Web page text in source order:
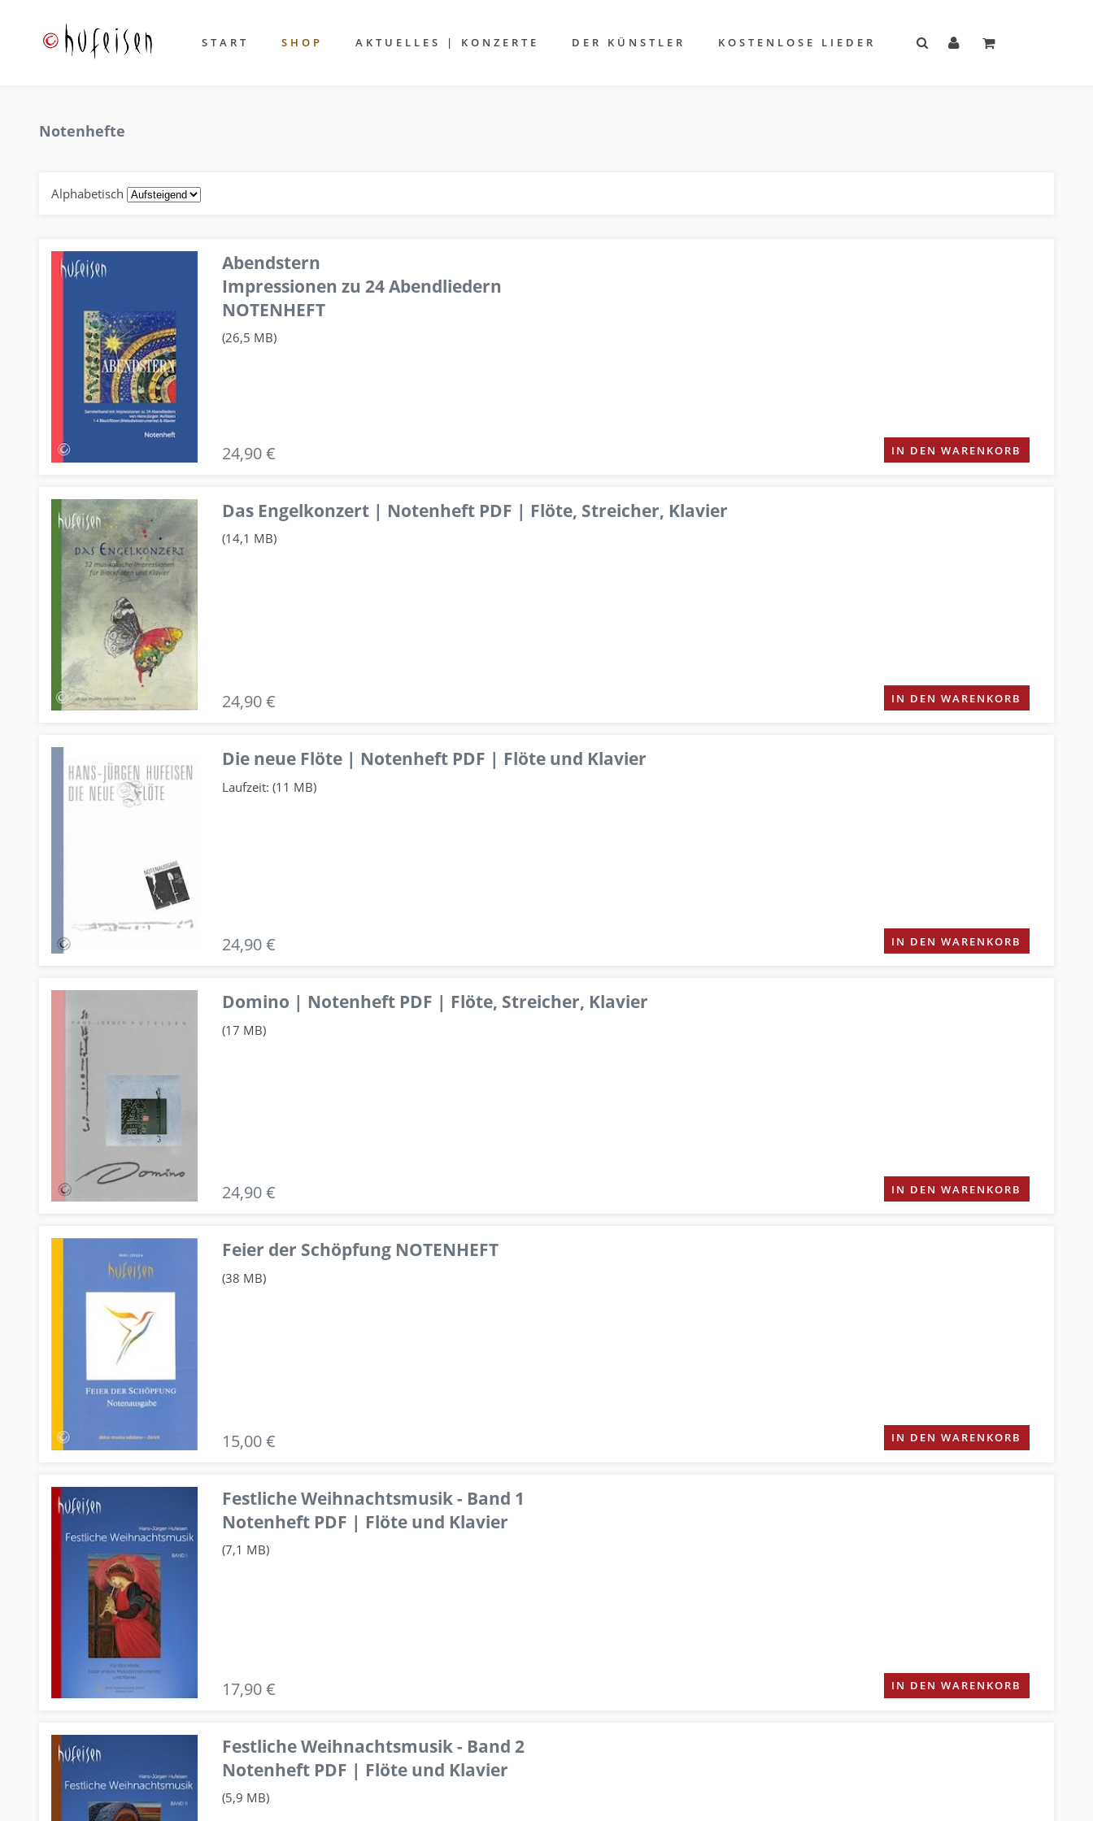
START SHOP AKTUELLES | KONZERTE DER KÜNSTLER KOSTENLOSE LIEDER
Notenhefte
Alphabetisch
Abendstern
Impressionen zu 24 Abendliedern
NOTENHEFT
(26,5 MB)
24,90 € IN DEN WARENKORB
Das Engelkonzert | Notenheft PDF | Flöte, Streicher, Klavier
(14,1 MB)
24,90 € IN DEN WARENKORB
Die neue Flöte | Notenheft PDF | Flöte und Klavier
Laufzeit: (11 MB)
24,90 € IN DEN WARENKORB
Domino | Notenheft PDF | Flöte, Streicher, Klavier
(17 MB)
24,90 € IN DEN WARENKORB
Feier der Schöpfung NOTENHEFT
(38 MB)
15,00 € IN DEN WARENKORB
Festliche Weihnachtsmusik - Band 1
Notenheft PDF | Flöte und Klavier
(7,1 MB)
17,90 € IN DEN WARENKORB
Festliche Weihnachtsmusik - Band 2
Notenheft PDF | Flöte und Klavier
(5,9 MB)